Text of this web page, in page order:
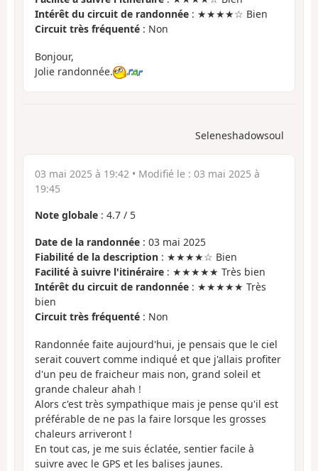
Intérêt du circuit de randonnée : ★★★★☆ Bien
Circuit très fréquenté : Non
Bonjour,
Jolie randonnée.
Seleneshadowsoul
03 mai 2025 à 19:42 • Modifié le : 03 mai 2025 à
19:45
Note globale : 4.7 / 5
Date de la randonnée : 03 mai 2025
Fiabilité de la description : ★★★★☆ Bien
Facilité à suivre l'itinéraire : ★★★★★ Très bien
Intérêt du circuit de randonnée : ★★★★★ Très
bien
Circuit très fréquenté : Non
Randonnée faite aujourd'hui, je pensais que le ciel
serait couvert comme indiqué et que j'allais profiter
d'un peu de fraicheur mais non, grand soleil et
grande chaleur ahah !
Alors c'est très sympathique mais je pense qu'il est
préférable de ne pas la faire lorsque les grosses
chaleurs arriveront !
En tout cas, je me suis éclatée, sentier facile à
suivre avec le GPS et les balises jaunes.